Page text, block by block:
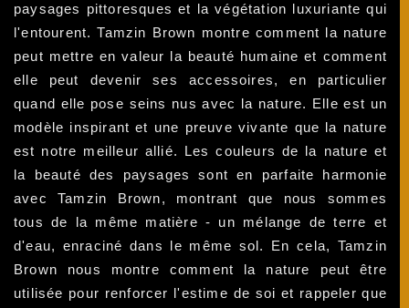
paysages pittoresques et la végétation luxuriante qui
l'entourent. Tamzin Brown montre comment la nature
peut mettre en valeur la beauté humaine et comment
elle peut devenir ses accessoires, en particulier
quand elle pose seins nus avec la nature. Elle est un
modèle inspirant et une preuve vivante que la nature
est notre meilleur allié. Les couleurs de la nature et
la beauté des paysages sont en parfaite harmonie
avec Tamzin Brown, montrant que nous sommes
tous de la même matière - un mélange de terre et
d'eau, enraciné dans le même sol. En cela, Tamzin
Brown nous montre comment la nature peut être
utilisée pour renforcer l'estime de soi et rappeler que